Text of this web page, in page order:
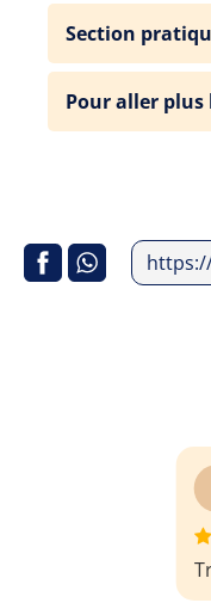
Section
Pour aller plus